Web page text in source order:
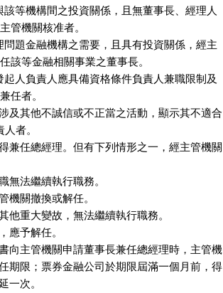
該等機構間之投資關係，且無董事長、經理人
主管機關核准者。
問題金融機構之需要，且具有投資關係，經主
任該等金融相關事業之董事長。
起人負責人應具備資格條件負責人兼職限制及
任者。
及其他不誠信或不正當之活動，顯示其不適合
人者。
兼任總經理。但有下列情形之一，經主管機關
無法繼續執行職務。
機關撤換或解任。
他重大變故，無法繼續執行職務。
應予解任。
向主管機關申請董事長兼任總經理時，主管機
期限；票券金融公司於期限屆滿一個月前，得
一次。